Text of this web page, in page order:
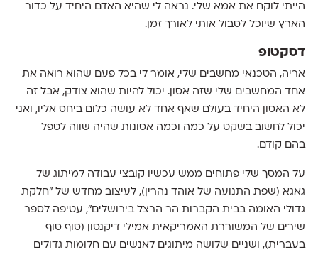
הייתי לוקח את אמא שלי. נראה לי שהיא האדם היחיד על כדור
הארץ שיוכל לסבול אותי לאורך זמן.
דסקטופ
אריה, הטכנאי מחשבים שלי, אומר לי בכל פעם שהוא רואה את
אחד המחשבים שלי שזה אסון. יכול להיות שהוא צודק, אבל זה
לא האסון היחיד בעולם שאף אחד לא עושה כלום ביחס אליו, ואני
יכול לחשוב בשקט על כמה וכמה אסונות שהיה שווה לטפל
בהם קודם.
על המסך שלי פתוחים ממש עכשיו קובצי עבודה למיתוג של
גאגא (שפת התנועה של אוהד נהרין), לעיצוב מחדש של ״חלקת
גדולי האומה בבית הקברות הר הרצל בירושלים״, עטיפה לספר
שירים של המשוררת האמריקאית אמילי דיקנסון (סוף סוף
בעברית), ושניים שלושה מיתוגים לאנשים עם חלומות גדולים